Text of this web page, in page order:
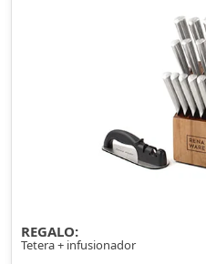
REGALO:
Tetera + infusionador